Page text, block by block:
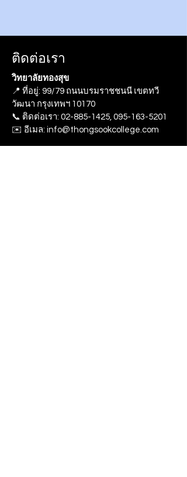
ติดต่อเรา
วิทยาลัยทองสุข
📍 ที่อยู่: 99/79 ถนนบรมราชชนนี เขตทวี
วัฒนา กรุงเทพฯ 10170
📞 ติดต่อเรา: 02-885-1425, 095-163-5201
✉️ อีเมล: info@thongsookcollege.com